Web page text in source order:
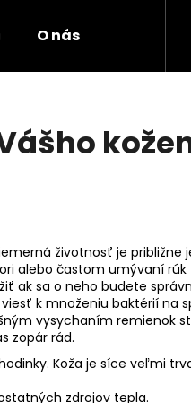
O nás Blog a
životnosť je približne
alebo častom umývaní
ak sa o neho budete
k množeniu baktérií na
vysychaním remienok
zopár rád.
Koža je síce veľmi
zdrojov tepla.